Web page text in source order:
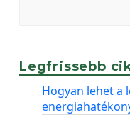
Legfrissebb
Hogyan lehet a